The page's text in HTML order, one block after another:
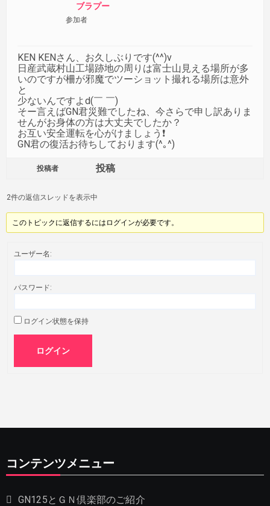
ブラプー
参加者
KEN KENさん、お久しぶりです(^^)v
日産武蔵村山工場跡地の周りは富士山見える場所が多
いのですが柵が邪魔でツーショット撮れる場所は意外
と
少ないんですよd(￣ ￣)
そー言えばGN君災難でしたね、今さらで申し訳ありま
せんがお身体の方は大丈夫でしたか？
お互い安全運転を心がけましょう❗️
GN君の復活お待ちしております(^｡^)
投稿者 投稿
2件の返信スレッドを表示中
このトピックに返信するにはログインが必要です。
ユーザー名:
パスワード:
ログイン状態を保持
ログイン
コンテンツメニュー
GN125とＧＮ倶楽部のご紹介